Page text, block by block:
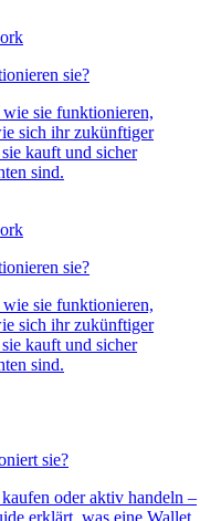
sie?
sie funktionieren,
sich ihr zukünftiger
kauft und sicher
sind.
sie?
sie funktionieren,
sich ihr zukünftiger
kauft und sicher
sind.
sie?
oder aktiv handeln –
erklärt, was eine Wallet